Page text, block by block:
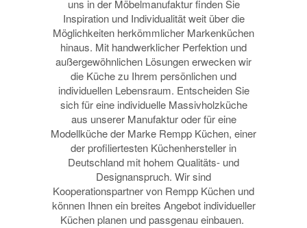
uns in der Möbelmanufaktur finden Sie
Inspiration und Individualität weit über die
Möglichkeiten herkömmlicher Markenküchen
hinaus. Mit handwerklicher Perfektion und
außergewöhnlichen Lösungen erwecken wir
die Küche zu Ihrem persönlichen und
individuellen Lebensraum. Entscheiden Sie
sich für eine individuelle Massivholzküche
aus unserer Manufaktur oder für eine
Modellküche der Marke Rempp Küchen, einer
der profiliertesten Küchenhersteller in
Deutschland mit hohem Qualitäts- und
Designanspruch. Wir sind
Kooperationspartner von Rempp Küchen und
können Ihnen ein breites Angebot individueller
Küchen planen und passgenau einbauen.